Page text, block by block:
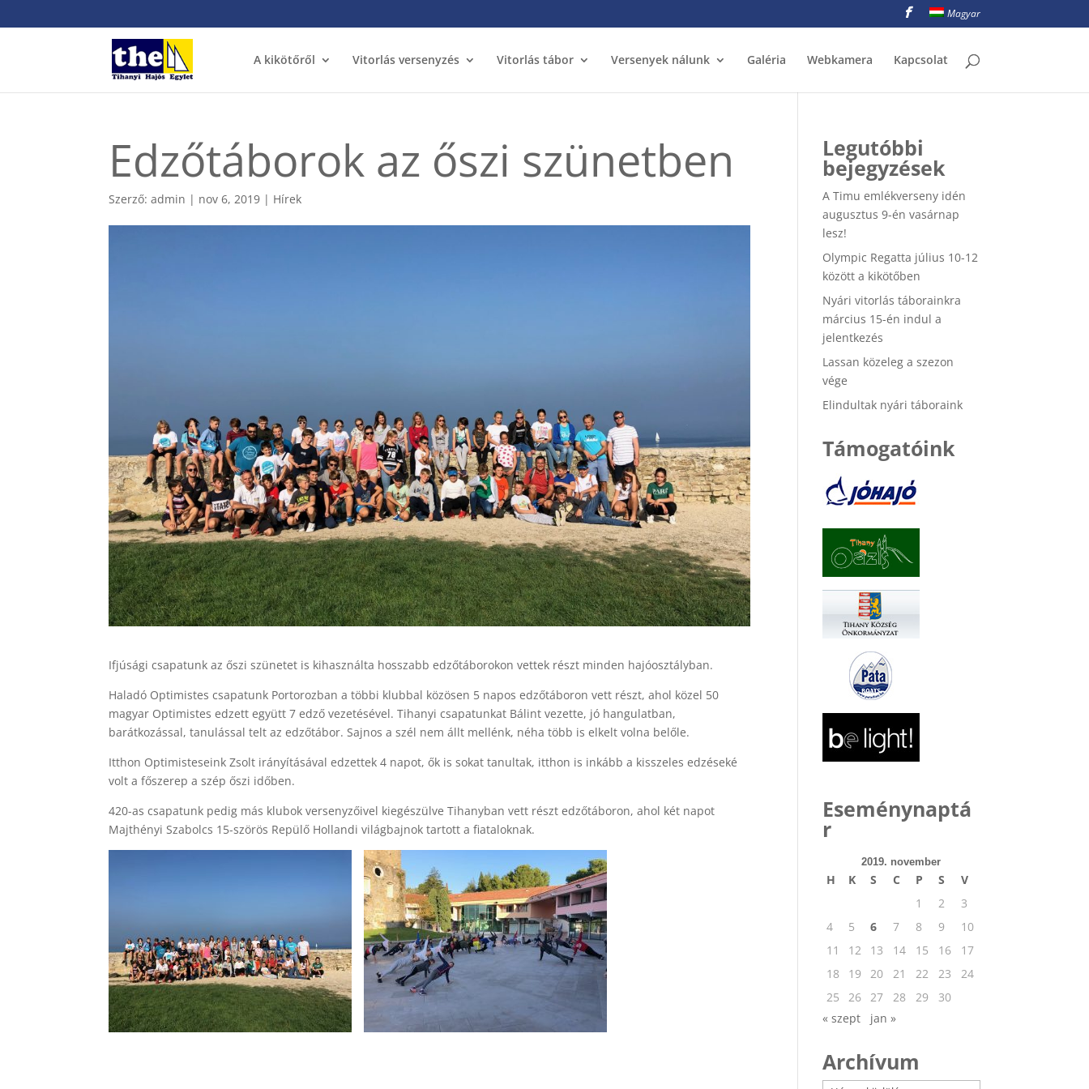
Magyar
A kikötőről Vitorlás versenyzés Vitorlás tábor Versenyek nálunk Galéria Webkamera Kapcsolat
Edzőtáborok az őszi szünetben
Szerző:admin | nov 6, 2019 | Hírek
Ifjúsági csapatunk az őszi szünetet is kihasználta hosszabb edzőtáborokon vettek részt minden hajóosztályban.
Haladó Optimistes csapatunk Portorozban a többi klubbal közösen 5 napos edzőtáboron vett részt, ahol közel 50
magyar Optimistes edzett együtt 7 edző vezetésével. Tihanyi csapatunkat Bálint vezette, jó hangulatban,
barátkozással, tanulással telt az edzőtábor. Sajnos a szél nem állt mellénk, néha több is elkelt volna belőle.
Itthon Optimisteseink Zsolt irányításával edzettek 4 napot, ők is sokat tanultak, itthon is inkább a kisszeles edzéseké
volt a főszerep a szép őszi időben.
420-as csapatunk pedig más klubok versenyzőivel kiegészülve Tihanyban vett részt edzőtáboron, ahol két napot
Majthényi Szabolcs 15-szörös Repülő Hollandi világbajnok tartott a fiataloknak.
Legutóbbi
bejegyzések
A Timu emlékverseny idén
augusztus 9-én vasárnap
lesz!
Olympic Regatta július 10-12
között a kikötőben
Nyári vitorlás táborainkra
március 15-én indul a
jelentkezés
Lassan közeleg a szezon
vége
Elindultak nyári táboraink
Támogatóink
Eseménynaptá
r
2019. november
H K S C P S
V
1
2
3
4
5 6 7 8 9
10
11
12 13 14 15 16
17
18
19 20 21 22 23
24
25
26 27 28 29
30
« szept
jan »
Archívum